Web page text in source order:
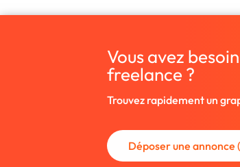
Vous avez
freelance ?
Trouvez rapidement un
Déposer une annonce